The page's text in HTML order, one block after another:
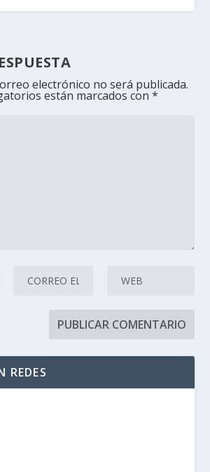
electrónico no será publicada.
están marcados con*
REDES